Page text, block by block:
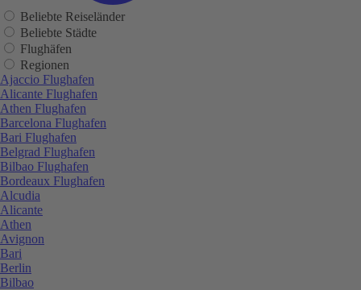
Beliebte Reiseländer
Beliebte Städte
Flughäfen
Regionen
Ajaccio Flughafen
Alicante Flughafen
Athen Flughafen
Barcelona Flughafen
Bari Flughafen
Belgrad Flughafen
Bilbao Flughafen
Bordeaux Flughafen
Alcudia
Alicante
Athen
Avignon
Bari
Berlin
Bilbao